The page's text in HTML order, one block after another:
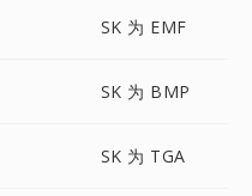
SK 为 EMF
SK 为 BMP
SK 为 TGA